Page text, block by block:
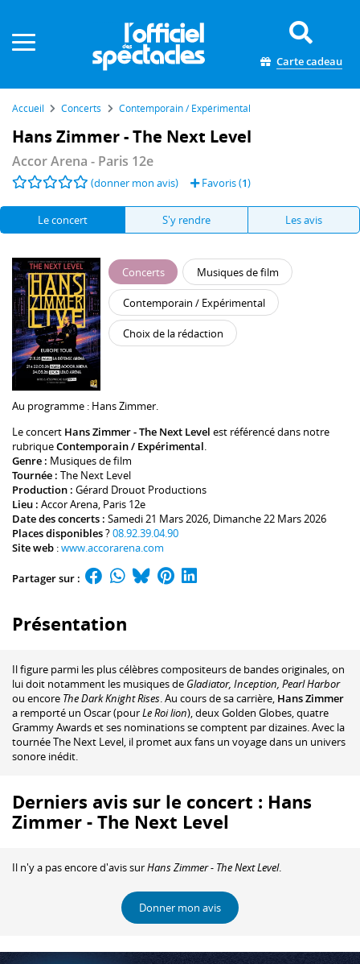
Carte cadeau
Accueil Concerts Contemporain / Expérimental
Hans Zimmer - The Next Level
Accor Arena - Paris 12e
(donner mon avis) Favoris (1)
Le concert S'y rendre Les avis
Concerts Musiques de film
Contemporain / Expérimental
Choix de la rédaction
Au programme : Hans Zimmer
Le concert Hans Zimmer - The Next Level est référencé dans notre
rubriqueContemporain / Expérimental.
Genre : Musiques de film
Tournée : The Next Level
Production : Gérard Drouot Productions
Lieu : Accor Arena, Paris 12e
Date des concerts : Samedi 21 Mars 2026, Dimanche 22 Mars 2026
Places disponibles?08.92.39.04.90
Site web :www.accorarena.com
Partager sur :
Présentation
Il figure parmi les plus célèbres compositeurs de bandes originales, on
lui doit notamment les musiques de Gladiator, Inception, Pearl Harbor
ou encore The Dark Knight Rises. Au cours de sa carrière, Hans Zimmer
a remporté un Oscar (pourLe Roi lion), deux Golden Globes, quatre
Grammy Awards et ses nominations se comptent par dizaines. Avec la
tournée The Next Level, il promet aux fans un voyage dans un univers
sonore inédit.
Derniers avis sur le concert : Hans
Zimmer - The Next Level
Il n'y a pas encore d'avis surHans Zimmer - The Next Level.
Donner mon avis